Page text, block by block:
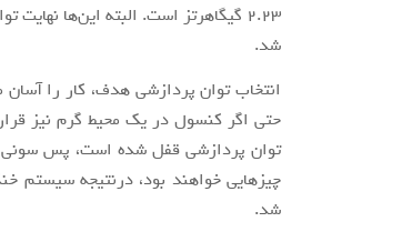
2.23 گیگاهرتز است. البته این‌ها
شد.
انتخاب توان پردازشی هدف، کار را آسان‌
حتی اگر کنسول در یک محیط گرم نیز
توان پردازشی قفل شده است، پس
شد.